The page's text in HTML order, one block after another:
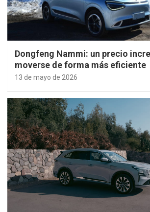
Dongfeng Nammi: un precio
moverse de forma más eficiente
13 de mayo de 2026